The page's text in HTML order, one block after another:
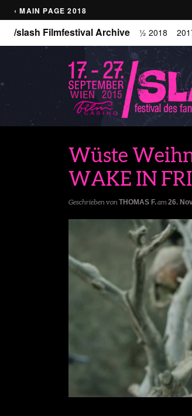
‹ MAIN PAGE 2018
/slash Filmfestival Archive ½ 2018
Wüste
WAKE IN
Geschrieben von THOMAS F.am 26.